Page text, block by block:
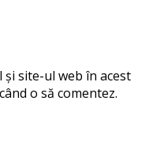
și site-ul web în acest
o să comentez.